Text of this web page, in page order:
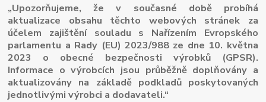
„Upozorňujeme, že v současné době probíhá
aktualizace obsahu těchto webových stránek za
účelem zajištění souladu s Nařízením Evropského
parlamentu a Rady (EU) 2023/988 ze dne 10. května
2023 o obecné bezpečnosti výrobků (GPSR).
Informace o výrobcích jsou průběžně doplňovány a
aktualizovány na základě podkladů poskytovaných
jednotlivými výrobci a dodavateli.“